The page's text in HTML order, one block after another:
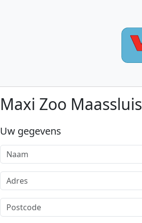
Maxi Zoo Maassluis
Uw gegevens